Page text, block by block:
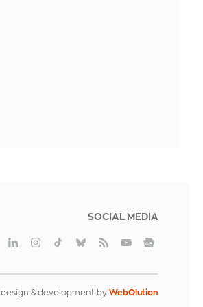
SOCIAL MEDIA
design & development by WebOlution